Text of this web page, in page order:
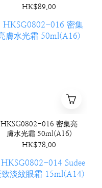
120ml(A18)
HK$89.00
HKSG0802-016 密集亮
膚水光霜 50ml(A16)
HK$78.00